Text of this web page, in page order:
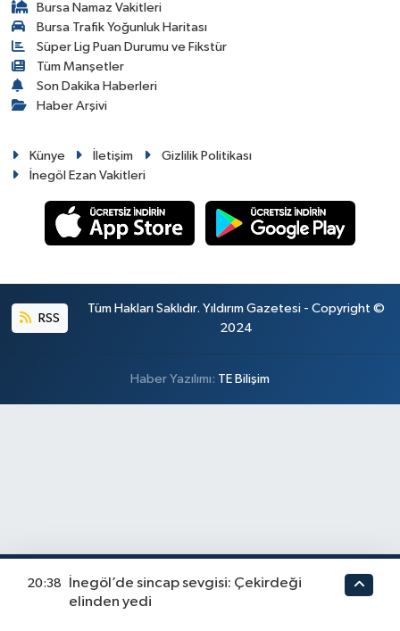
Bursa Namaz Vakitleri
Bursa Trafik Yoğunluk Haritası
Süper Lig Puan Durumu ve Fikstür
Tüm Manşetler
Son Dakika Haberleri
Haber Arşivi
Künye İletişim
Gizlilik Politikası
İnegöl Ezan Vakitleri
RSS
Tüm Hakları Saklıdır. Yıldırım Gazetesi - Copyright ©
2024
Haber Yazılımı: TE Bilişim
20:38
İnegöl’de sincap sevgisi: Çekirdeği
elinden yedi